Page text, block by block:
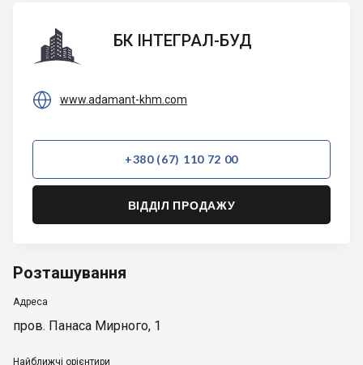
ІНТЕГРАЛ-
БУД
БК ІНТЕГРАЛ-БУД
 www.adamant-khm.com
+380 (67) 110 72 00
ВІДДІЛ ПРОДАЖУ
Розташування
Адреса
пров. Панаса Мирного, 1
Найближчі орієнтири